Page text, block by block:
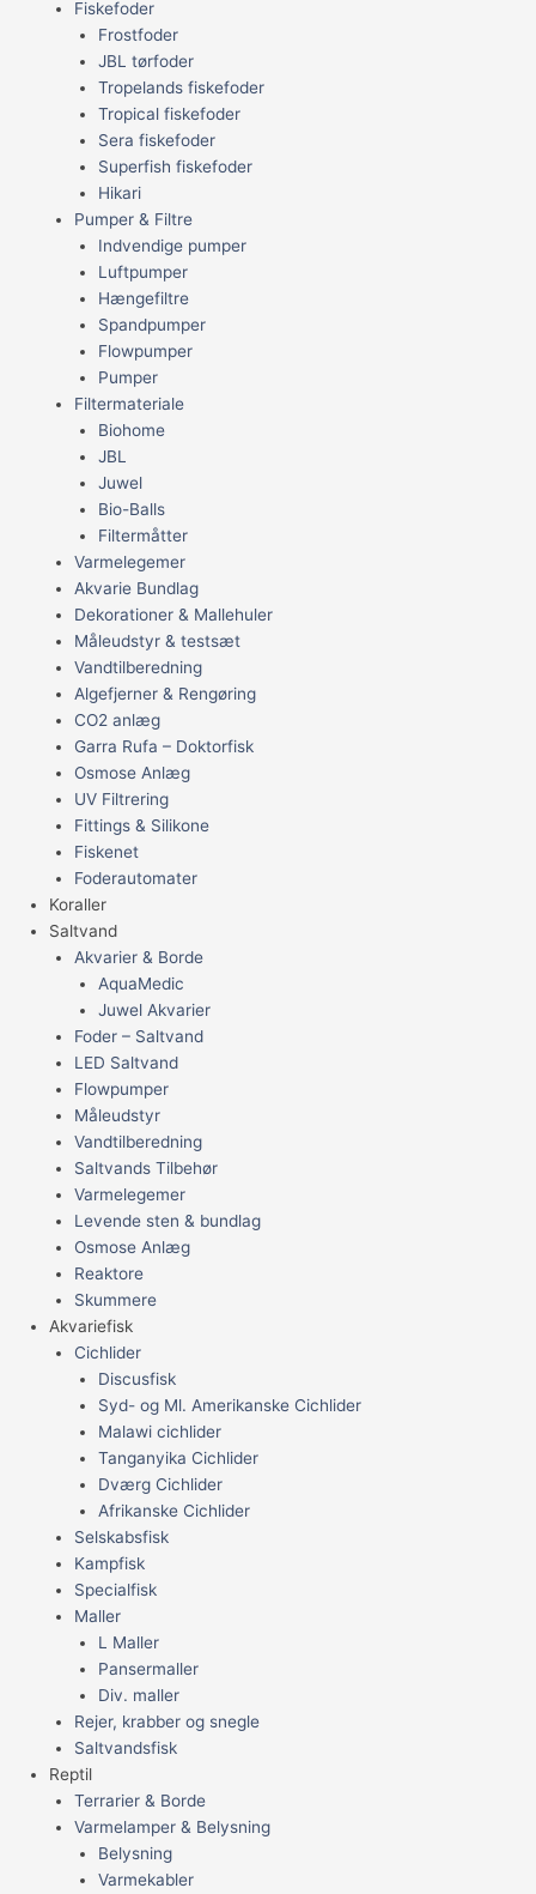
Fiskefoder
Frostfoder
JBL tørfoder
Tropelands fiskefoder
Tropical fiskefoder
Sera fiskefoder
Superfish fiskefoder
Hikari
Pumper & Filtre
Indvendige pumper
Luftpumper
Hængefiltre
Spandpumper
Flowpumper
Pumper
Filtermateriale
Biohome
JBL
Juwel
Bio-Balls
Filtermåtter
Varmelegemer
Akvarie Bundlag
Dekorationer & Mallehuler
Måleudstyr & testsæt
Vandtilberedning
Algefjerner & Rengøring
CO2 anlæg
Garra Rufa – Doktorfisk
Osmose Anlæg
UV Filtrering
Fittings & Silikone
Fiskenet
Foderautomater
Koraller
Saltvand
Akvarier & Borde
AquaMedic
Juwel Akvarier
Foder – Saltvand
LED Saltvand
Flowpumper
Måleudstyr
Vandtilberedning
Saltvands Tilbehør
Varmelegemer
Levende sten & bundlag
Osmose Anlæg
Reaktore
Skummere
Akvariefisk
Cichlider
Discusfisk
Syd- og Ml. Amerikanske Cichlider
Malawi cichlider
Tanganyika Cichlider
Dværg Cichlider
Afrikanske Cichlider
Selskabsfisk
Kampfisk
Specialfisk
Maller
L Maller
Pansermaller
Div. maller
Rejer, krabber og snegle
Saltvandsfisk
Reptil
Terrarier & Borde
Varmelamper & Belysning
Belysning
Varmekabler